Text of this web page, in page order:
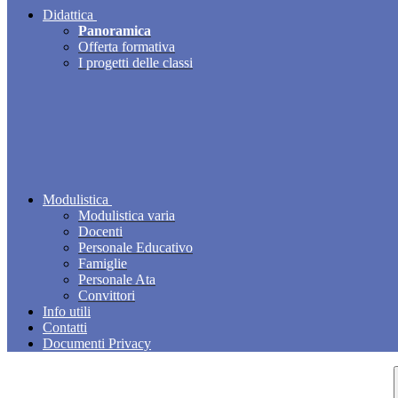
Didattica
Panoramica
Offerta formativa
I progetti delle classi
Modulistica
Modulistica varia
Docenti
Personale Educativo
Famiglie
Personale Ata
Convittori
Info utili
Contatti
Documenti Privacy